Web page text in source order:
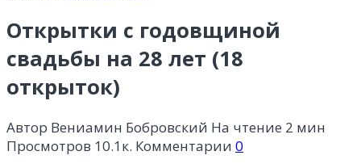
Открытки с годовщиной
свадьбы на 28 лет (18
открыток)
Автор Вениамин Бобровский На чтение 2 мин
Просмотров 10.1к. Комментарии 0